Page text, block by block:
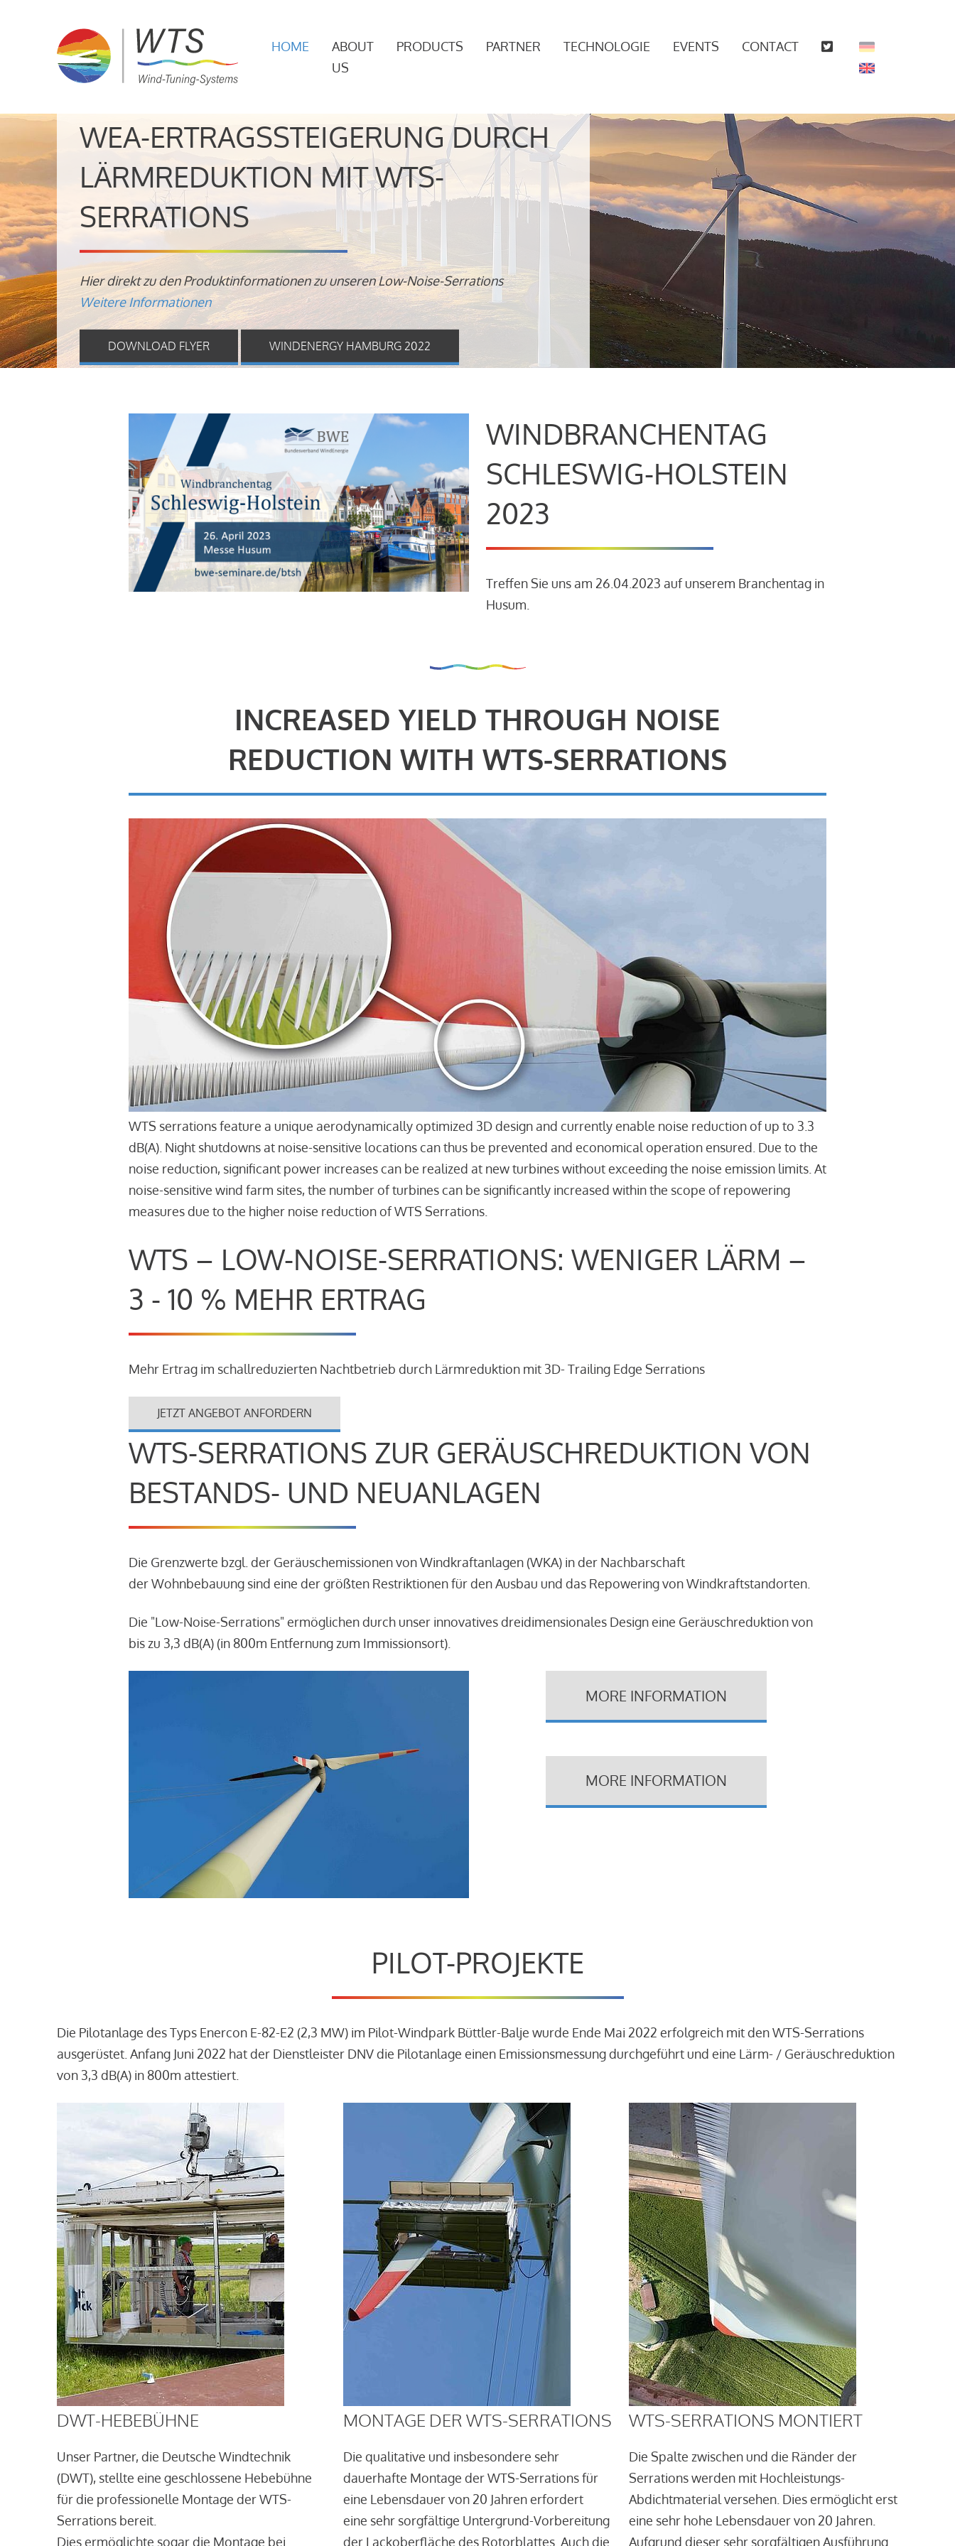
HOME
ABOUT
US
PRODUCTS PARTNER TECHNOLOGIE EVENTS CONTACT
WEA-ERTRAGSSTEIGERUNG DURCH
LÄRMREDUKTION MIT WTS-
SERRATIONS
Hier direkt zu den Produktinformationen zu unseren Low-Noise-Serrations
Weitere Informationen
DOWNLOAD FLYER WINDENERGY HAMBURG 2022
WINDBRANCHENTAG
SCHLESWIG-HOLSTEIN
2023
Treffen Sie uns am 26.04.2023 auf unserem Branchentag in
Husum.
INCREASED YIELD THROUGH NOISE
REDUCTION WITH WTS-SERRATIONS
WTS serrations feature a unique aerodynamically optimized 3D design and currently enable noise reduction of up to 3.3
dB(A). Night shutdowns at noise-sensitive locations can thus be prevented and economical operation ensured. Due to the
noise reduction, significant power increases can be realized at new turbines without exceeding the noise emission limits. At
noise-sensitive wind farm sites, the number of turbines can be significantly increased within the scope of repowering
measures due to the higher noise reduction of WTS Serrations.
WTS – LOW-NOISE-SERRATIONS: WENIGER LÄRM –
3 - 10 % MEHR ERTRAG
Mehr Ertrag im schallreduzierten Nachtbetrieb durch Lärmreduktion mit 3D- Trailing Edge Serrations
JETZT ANGEBOT ANFORDERN
WTS-SERRATIONS ZUR GERÄUSCHREDUKTION VON
BESTANDS- UND NEUANLAGEN
Die Grenzwerte bzgl. der Geräuschemissionen von Windkraftanlagen (WKA) in der Nachbarschaft
der Wohnbebauung sind eine der größten Restriktionen für den Ausbau und das Repowering von Windkraftstandorten.
Die "Low-Noise-Serrations" ermöglichen durch unser innovatives dreidimensionales Design eine Geräuschreduktion von
bis zu 3,3 dB(A) (in 800m Entfernung zum Immissionsort).
MORE INFORMATION
MORE INFORMATION
PILOT-PROJEKTE
Die Pilotanlage des Typs Enercon E-82-E2 (2,3 MW) im Pilot-Windpark Büttler-Balje wurde Ende Mai 2022 erfolgreich mit den WTS-Serrations
ausgerüstet. Anfang Juni 2022 hat der Dienstleister DNV die Pilotanlage einen Emissionsmessung durchgeführt und eine Lärm- / Geräuschreduktion
von 3,3 dB(A) in 800m attestiert.
DWT-HEBEBÜHNE
Unser Partner, die Deutsche Windtechnik
(DWT), stellte eine geschlossene Hebebühne
für die professionelle Montage der WTS-
Serrations bereit.
Dies ermöglichte sogar die Montage bei
MONTAGE DER WTS-SERRATIONS
Die qualitative und insbesondere sehr
dauerhafte Montage der WTS-Serrations für
eine Lebensdauer von 20 Jahren erfordert
eine sehr sorgfältige Untergrund-Vorbereitung
der Lackoberfläche des Rotorblattes. Auch die
WTS-SERRATIONS MONTIERT
Die Spalte zwischen und die Ränder der
Serrations werden mit Hochleistungs-
Abdichtmaterial versehen. Dies ermöglicht erst
eine sehr hohe Lebensdauer von 20 Jahren.
Aufgrund dieser sehr sorgfältigen Ausführung